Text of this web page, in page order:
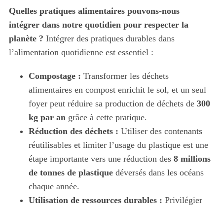
Quelles pratiques alimentaires pouvons-nous
intégrer dans notre quotidien pour respecter la
planète ? Intégrer des pratiques durables dans
l’alimentation quotidienne est essentiel :
Compostage : Transformer les déchets
alimentaires en compost enrichit le sol, et un seul
foyer peut réduire sa production de déchets de 300
kg par angrâce à cette pratique.
Réduction des déchets : Utiliser des contenants
réutilisables et limiter l’usage du plastique est une
étape importante vers une réduction des 8 millions
de tonnes de plastiquedéversés dans les océans
chaque année.
Utilisation de ressources durables : Privilégier